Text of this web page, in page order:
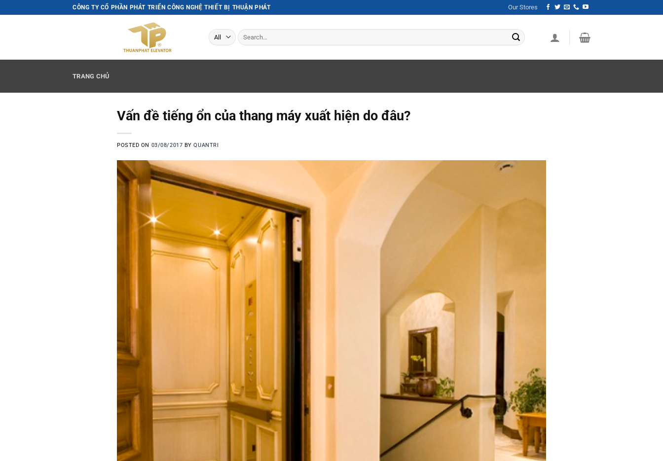
to
CÔNG TY CỔ PHẦN PHÁT TRIỂN CÔNG NGHỆ THIẾT BỊ THUẬN PHÁT Our Stores
Search
for:
TRANG CHỦ
Vấn đề tiếng ổn của thang máy xuất hiện do đâu?
POSTED ON 03/08/2017 BYQUANTRI